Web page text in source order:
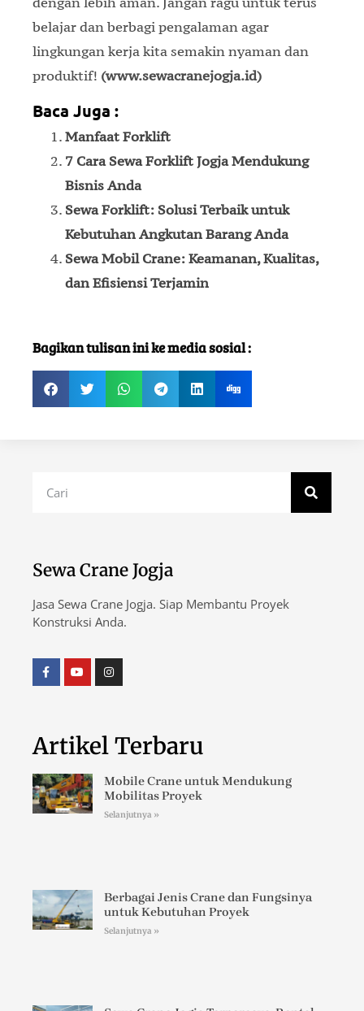
belajar dan berbagi pengalaman agar
lingkungan kerja kita semakin nyaman dan
produktif! (www.sewacranejogja.id)
Baca Juga :
Manfaat Forklift
7 Cara Sewa Forklift Jogja Mendukung
Bisnis Anda
Sewa Forklift: Solusi Terbaik untuk
Kebutuhan Angkutan Barang Anda
Sewa Mobil Crane: Keamanan, Kualitas,
dan Efisiensi Terjamin
Bagikan tulisan ini ke media sosial :
Sewa Crane Jogja
Jasa Sewa Crane Jogja. Siap Membantu Proyek
Konstruksi Anda.
Artikel Terbaru
Mobile Crane untuk Mendukung
Mobilitas Proyek
Selanjutnya »
Berbagai Jenis Crane dan Fungsinya
untuk Kebutuhan Proyek
Selanjutnya »